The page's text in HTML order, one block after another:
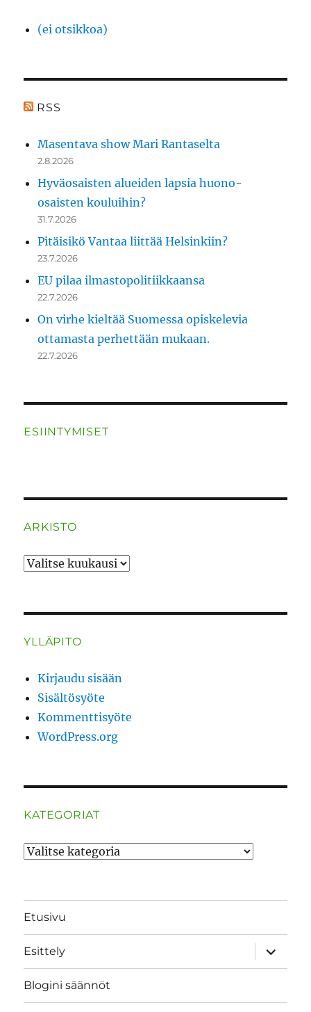
(ei otsikkoa)
RSS
Masentava show Mari Rantaselta
2.8.2026
Hyväosaisten alueiden lapsia huono-
osaisten kouluihin?
31.7.2026
Pitäisikö Vantaa liittää Helsinkiin?
23.7.2026
EU pilaa ilmastopolitiikkaansa
22.7.2026
On virhe kieltää Suomessa opiskelevia
ottamasta perhettään mukaan.
22.7.2026
ESIINTYMISET
ARKISTO
ARKISTO
YLLÄPITO
Kirjaudu sisään
Sisältösyöte
Kommenttisyöte
WordPress.org
KATEGORIAT
Kategoriat
Etusivu
Esittely
näytä
Blogini säännöt